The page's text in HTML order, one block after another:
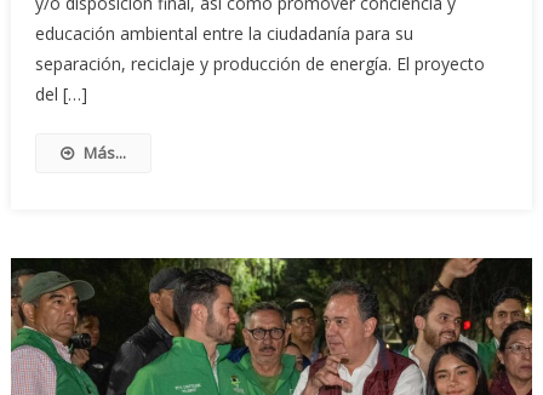
educación ambiental entre la ciudadanía para su
separación, reciclaje y producción de energía. El proyecto
del […]
Más...